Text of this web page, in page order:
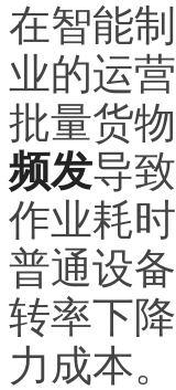
在智能
业的运
批量货
频发导
作业耗
普通设
转率下
力成本。